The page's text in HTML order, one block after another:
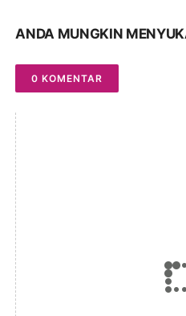
ANDA MUNGKIN
0 KOMENTAR